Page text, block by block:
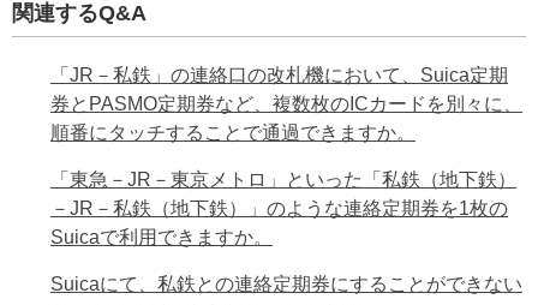
関連するQ&A
「JR－私鉄」の連絡口の改札機において、Suica定期
券とPASMO定期券など、複数枚のICカードを別々に、
順番にタッチすることで通過できますか。
「東急－JR－東京メトロ」といった「私鉄（地下鉄）
－JR－私鉄（地下鉄）」のような連絡定期券を1枚の
Suicaで利用できますか。
Suicaにて、私鉄との連絡定期券にすることができない